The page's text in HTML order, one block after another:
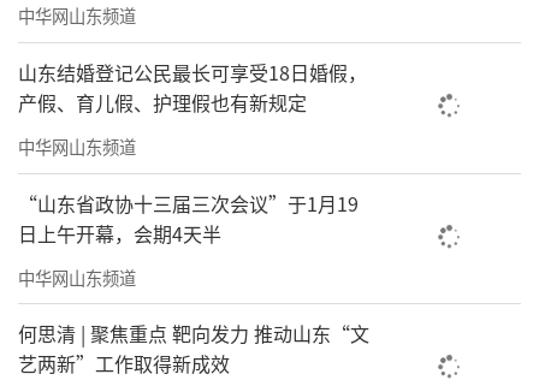
中华网山东频道
山东结婚登记公民最长可享受18日婚假，
产假、育儿假、护理假也有新规定
中华网山东频道
“山东省政协十三届三次会议”于1月19
日上午开幕，会期4天半
中华网山东频道
何思清 | 聚焦重点 靶向发力 推动山东“文
艺两新”工作取得新成效